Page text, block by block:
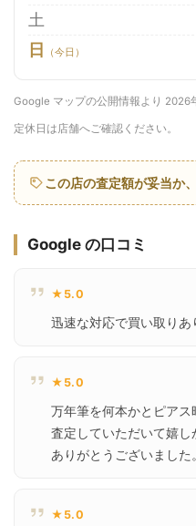
土
日
Google マップの公開情報より 2026
定休日は店舗へご確認ください。
この店の査定額が妥当か
Google の口コミ
★5.0
迅速な対応で買い取りあ
★5.0
万年筆を何本かとピアス
査定していただいて嬉し
ありがとうございました。
★5.0